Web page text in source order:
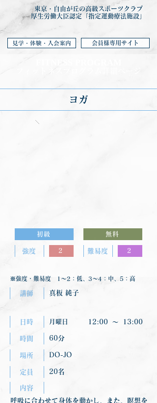
東京・自由が丘の高級スポーツクラブ
厚生労働大臣認定「指定運動療法施設」
見学・体験・入会案内 会員様専用サイト
ヨガ
初級
強度 2
無料
難易度 2
※強度・難易度 1〜2：低、3〜4：中、5：高
講師 真板 純子
日時 月曜日 12:00 〜 13:00
時間 60分
場所 DO-JO
定員 20名
内容
呼吸に合わせて身体を動かし、また、瞑想を